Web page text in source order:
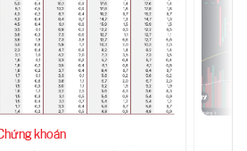
khoán